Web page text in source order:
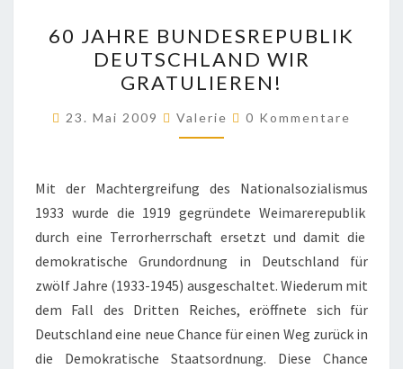
JAHRE
BUNDESREPUBLIK
DEUTSCHLAND
WIR
GRATULIEREN!
60 JAHRE BUNDESREPUBLIK
DEUTSCHLAND WIR
GRATULIEREN!
23. Mai 2009 Valerie Kommentare
0 Kommentare
Mit der Machtergreifung des Nationalsozialismus
1933 wurde die 1919 gegründete Weimarerepublik
durch eine Terrorherrschaft ersetzt und damit die
demokratische Grundordnung in Deutschland für
zwölf Jahre (1933-1945) ausgeschaltet. Wiederum mit
dem Fall des Dritten Reiches, eröffnete sich für
Deutschland eine neue Chance für einen Weg zurück in
die Demokratische Staatsordnung. Diese Chance